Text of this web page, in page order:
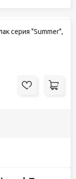
серия "Summer",